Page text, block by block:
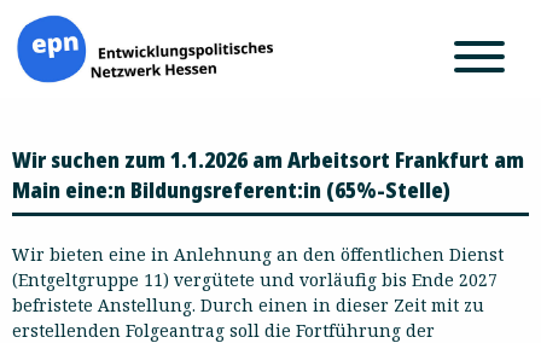
Inhalt
springen
Wir suchen zum 1.1.2026 am Arbeitsort Frankfurt am
Main eine:n Bildungsreferent:in (65%-Stelle)
Wir bieten eine in Anlehnung an den öffentlichen Dienst
(Entgeltgruppe 11) vergütete und vorläufig bis Ende 2027
befristete Anstellung. Durch einen in dieser Zeit mit zu
erstellenden Folgeantrag soll die Fortführung der